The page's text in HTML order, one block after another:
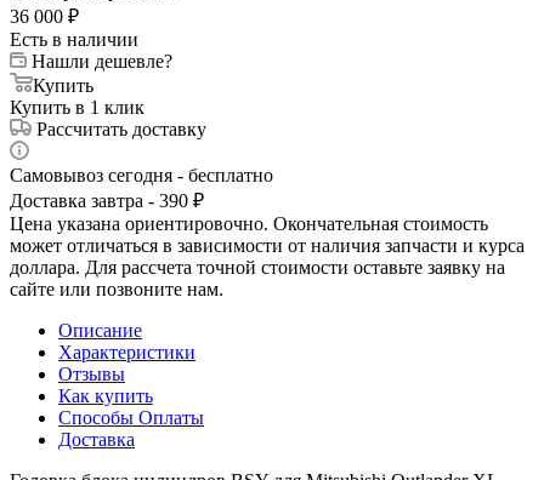
36 000 ₽
Есть в наличии
Нашли дешевле?
Купить
Купить в 1 клик
Рассчитать доставку
Самовывоз сегодня - бесплатно
Доставка завтра - 390 ₽
Цена указана ориентировочно. Окончательная стоимость
может отличаться в зависимости от наличия запчасти и курса
доллара. Для рассчета точной стоимости оставьте заявку на
сайте или позвоните нам.
Описание
Характеристики
Отзывы
Как купить
Способы Оплаты
Доставка